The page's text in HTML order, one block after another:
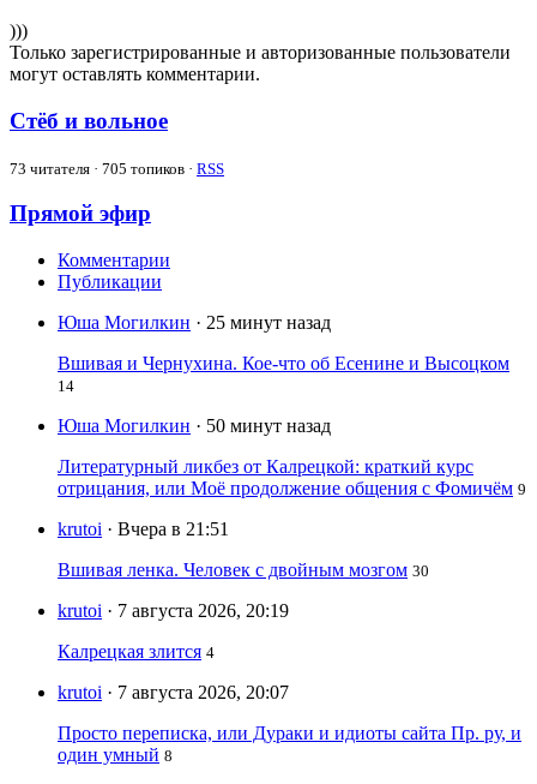
)))
Только зарегистрированные и авторизованные пользователи
могут оставлять комментарии.
Стёб и вольное
73 читателя · 705 топиков · RSS
Прямой эфир
Комментарии
Публикации
Юша Могилкин · 25 минут назад
Вшивая и Чернухина. Кое-что об Есенине и Высоцком
14
Юша Могилкин · 50 минут назад
Литературный ликбез от Калрецкой: краткий курс
отрицания, или Моё продолжение общения с Фомичём 9
krutoi · Вчера в 21:51
Вшивая ленка. Человек с двойным мозгом 30
krutoi · 7 августа 2026, 20:19
Калрецкая злится 4
krutoi · 7 августа 2026, 20:07
Просто переписка, или Дураки и идиоты сайта Пр. ру, и
один умный 8